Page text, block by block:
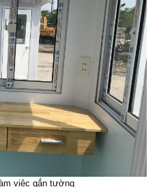
việc gắn tường